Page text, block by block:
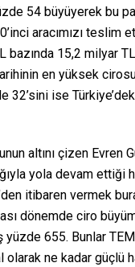
54 büyüyerek bu
aracımızı teslim
bazında 15,2 milyar
en yüksek
ise
altını çizen Evren
yola devam
itibaren vermek
dönemde ciro
655. Bunlar
ne kadar güçlü